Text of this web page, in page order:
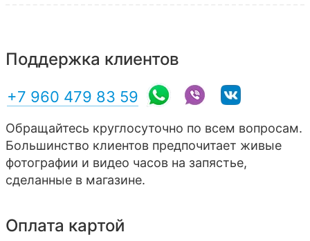
Поддержка клиентов
+7 960 479 83 59
Обращайтесь круглосуточно по всем вопросам.
Большинство клиентов предпочитает живые
фотографии и видео часов на запястье,
сделанные в магазине.
Оплата картой